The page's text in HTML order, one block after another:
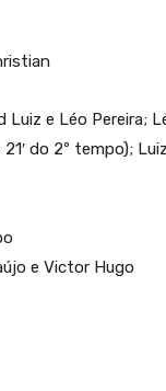
Luiz e Léo Pereira;
do 2º tempo);
e Victor Hugo